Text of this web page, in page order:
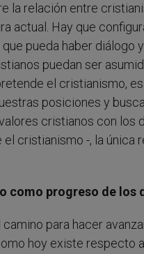
la relación entre
actual. Hay que
pueda haber
puedan ser
el cristianismo,
posiciones y
cristianos con los
cristianismo -, la
como progreso de los
para hacer
hoy existe respecto